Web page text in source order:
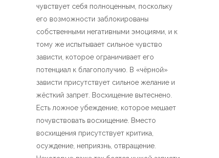
чувствует себя полноценным, поскольку
его возможности заблокированы
собственными негативными эмоциями, и к
тому же испытывает сильное чувство
зависти, которое ограничивает его
потенциал к благополучию. В «чёрной»
зависти присутствует сильное желание и
жёсткий запрет. Восхищение вытеснено.
Есть ложное убеждение, которое мешает
почувствовать восхищение. Вместо
восхищения присутствует критика,
осуждение, неприязнь, отвращение.